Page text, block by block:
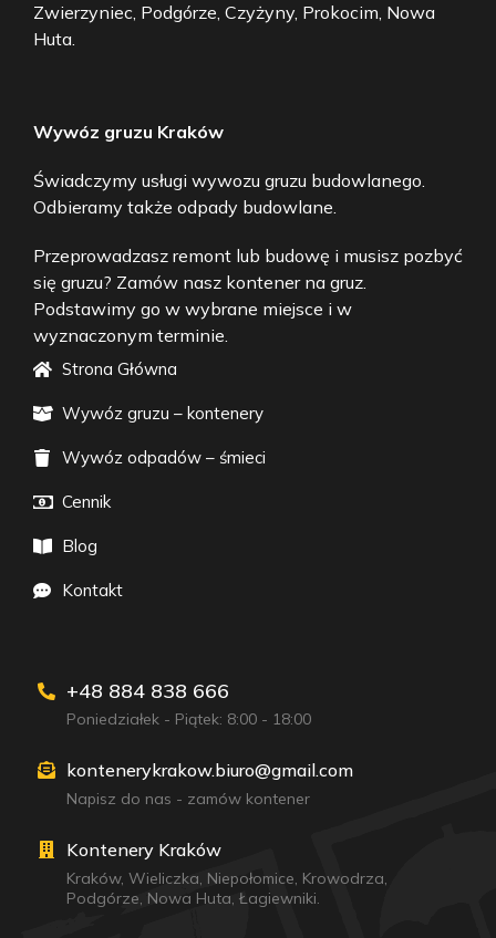
Zwierzyniec, Podgórze, Czyżyny, Prokocim, Nowa
Huta.
Wywóz gruzu Kraków
Świadczymy usługi wywozu gruzu budowlanego.
Odbieramy także odpady budowlane.
Przeprowadzasz remont lub budowę i musisz pozbyć
się gruzu? Zamów nasz kontener na gruz.
Podstawimy go w wybrane miejsce i w
wyznaczonym terminie.
Strona Główna
Wywóz gruzu – kontenery
Wywóz odpadów – śmieci
Cennik
Blog
Kontakt
+48 884 838 666
Poniedziałek - Piątek: 8:00 - 18:00
kontenerykrakow.biuro@gmail.com
Napisz do nas - zamów kontener
Kontenery Kraków
Kraków, Wieliczka, Niepołomice, Krowodrza,
Podgórze, Nowa Huta, Łagiewniki.